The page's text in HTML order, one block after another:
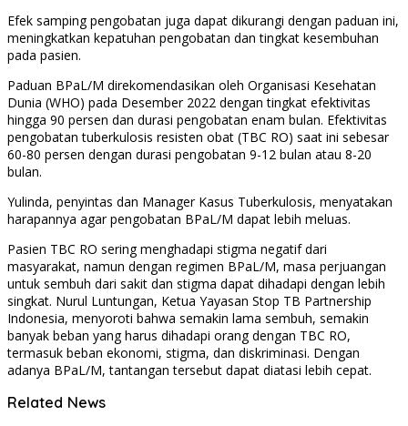
Efek samping pengobatan juga dapat dikurangi dengan paduan ini,
meningkatkan kepatuhan pengobatan dan tingkat kesembuhan
pada pasien.
Paduan BPaL/M direkomendasikan oleh Organisasi Kesehatan
Dunia (WHO) pada Desember 2022 dengan tingkat efektivitas
hingga 90 persen dan durasi pengobatan enam bulan. Efektivitas
pengobatan tuberkulosis resisten obat (TBC RO) saat ini sebesar
60-80 persen dengan durasi pengobatan 9-12 bulan atau 8-20
bulan.
Yulinda, penyintas dan Manager Kasus Tuberkulosis, menyatakan
harapannya agar pengobatan BPaL/M dapat lebih meluas.
Pasien TBC RO sering menghadapi stigma negatif dari
masyarakat, namun dengan regimen BPaL/M, masa perjuangan
untuk sembuh dari sakit dan stigma dapat dihadapi dengan lebih
singkat. Nurul Luntungan, Ketua Yayasan Stop TB Partnership
Indonesia, menyoroti bahwa semakin lama sembuh, semakin
banyak beban yang harus dihadapi orang dengan TBC RO,
termasuk beban ekonomi, stigma, dan diskriminasi. Dengan
adanya BPaL/M, tantangan tersebut dapat diatasi lebih cepat.
Related News